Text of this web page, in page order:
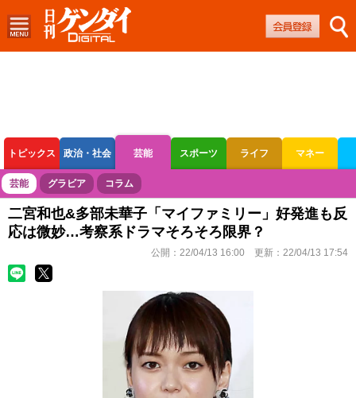
トピックス 政治・社会 芸能 スポーツ ライフ マネー
ボートレース 競輪 オートレース
芸能 グラビア コラム
二宮和也&多部未華子「マイファミリー」好発進も反
応は微妙…考察系ドラマそろそろ限界？
公開： 22/04/13 16:00 更新： 22/04/13 17:54